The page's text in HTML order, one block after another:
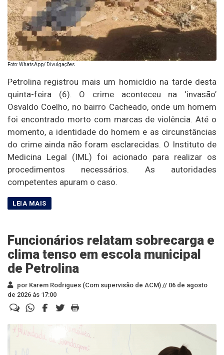
Foto: WhatsApp/ Divulgações
Petrolina registrou mais um homicídio na tarde desta
quinta-feira (6). O crime aconteceu na ‘invasão’
Osvaldo Coelho, no bairro Cacheado, onde um homem
foi encontrado morto com marcas de violência. Até o
momento, a identidade do homem e as circunstâncias
do crime ainda não foram esclarecidas. O Instituto de
Medicina Legal (IML) foi acionado para realizar os
procedimentos necessários. As autoridades
competentes apuram o caso.
Funcionários relatam sobrecarga e
clima tenso em escola municipal
de Petrolina
por Karem Rodrigues (Com supervisão de ACM) // 06 de agosto
de 2026 às 17:00